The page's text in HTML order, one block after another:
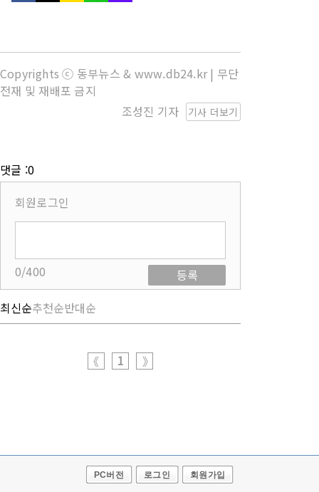
Copyrights ⓒ 동부뉴스 & www.db24.kr | 무단
전재 및 재배포 금지
기사 더보기
조성진 기자
댓글 :0
회원로그인
0/400
등록
최신순추천순반대순
《 1 》
PC버전 로그인 회원가입